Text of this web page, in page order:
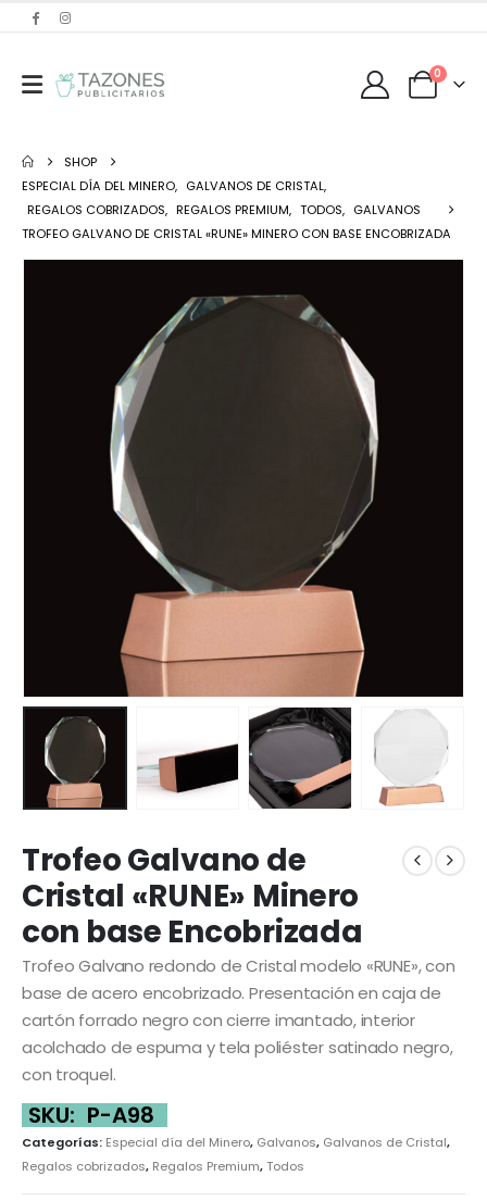
0
SHOP
ESPECIAL DÍA DEL MINERO, GALVANOS DE CRISTAL,
REGALOS COBRIZADOS, REGALOS PREMIUM, TODOS, GALVANOS
TROFEO GALVANO DE CRISTAL «RUNE» MINERO CON BASE ENCOBRIZADA
Trofeo Galvano de
Cristal «RUNE» Minero
con base Encobrizada
Trofeo Galvano redondo de Cristal modelo «RUNE», con
base de acero encobrizado. Presentación en caja de
cartón forrado negro con cierre imantado, interior
acolchado de espuma y tela poliéster satinado negro,
con troquel.
SKU: P-A98
Categorías: Especial día del Minero, Galvanos, Galvanos de Cristal,
Regalos cobrizados, Regalos Premium,Todos